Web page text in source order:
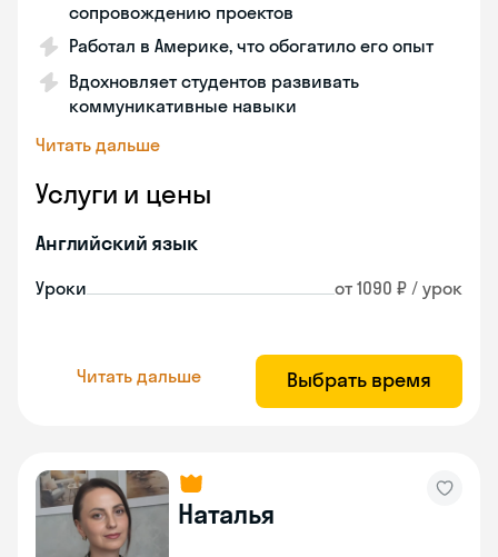
сопровождению проектов
Работал в Америке, что обогатило его опыт
Вдохновляет студентов развивать
коммуникативные навыки
Читать дальше
Услуги и цены
Английский язык
Уроки от 1090 ₽ / урок
Читать дальше Выбрать время
Наталья